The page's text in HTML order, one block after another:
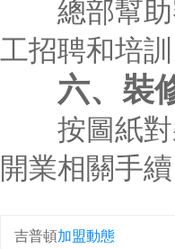
總部幫助
工招聘和培
六、裝
按圖紙對
開業相關手續
吉普頓加盟動態